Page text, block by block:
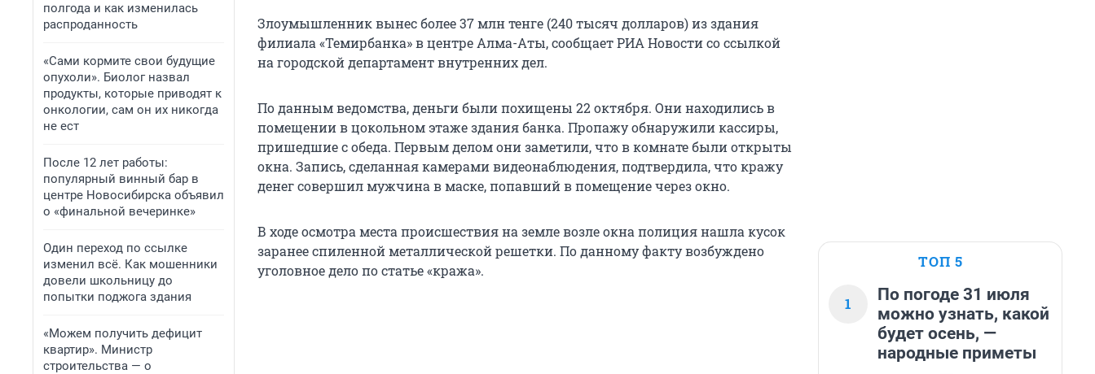
полгода и как изменилась
распроданность
«Сами кормите свои будущие
опухоли». Биолог назвал
продукты, которые приводят к
онкологии, сам он их никогда
не ест
После 12 лет работы:
популярный винный бар в
центре Новосибирска объявил
о «финальной вечеринке»
Один переход по ссылке
изменил всё. Как мошенники
довели школьницу до
попытки поджога здания
«Можем получить дефицит
квартир». Министр
строительства — о
Злоумышленник вынес более 37 млн тенге (240 тысяч долларов) из здания
филиала «Темирбанка» в центре Алма-Аты, сообщает РИА Новости со ссылкой
на городской департамент внутренних дел.
По данным ведомства, деньги были похищены 22 октября. Они находились в
помещении в цокольном этаже здания банка. Пропажу обнаружили кассиры,
пришедшие с обеда. Первым делом они заметили, что в комнате были открыты
окна. Запись, сделанная камерами видеонаблюдения, подтвердила, что кражу
денег совершил мужчина в маске, попавший в помещение через окно.
В ходе осмотра места происшествия на земле возле окна полиция нашла кусок
заранее спиленной металлической решетки. По данному факту возбуждено
уголовное дело по статье «кража».
ТОП 5
1
По погоде 31 июля
можно узнать, какой
будет осень, —
народные приметы